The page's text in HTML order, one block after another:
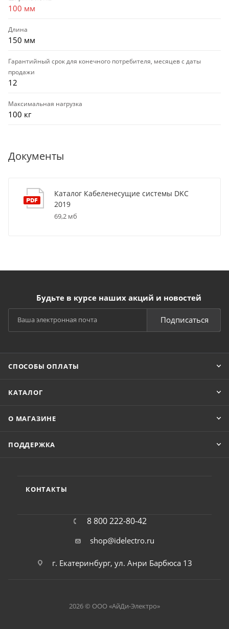
100 мм
Длина
150 мм
Гарантийный срок для конечного потребителя, месяцев с даты
продажи
12
Максимальная нагрузка
100 кг
Документы
Каталог Кабеленесущие системы DKC
2019
69,2 мб
Будьте в курсе наших акций и новостей
Подписаться
СПОСОБЫ ОПЛАТЫ
КАТАЛОГ
О МАГАЗИНЕ
ПОДДЕРЖКА
КОНТАКТЫ
8 800 222-80-42
shop@idelectro.ru
г. Екатеринбург, ул. Анри Барбюса 13
2026 © ООО «АйДи-Электро»